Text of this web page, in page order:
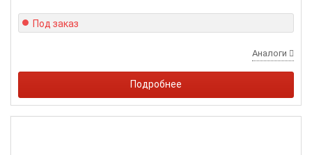
Под заказ
Аналоги
Подробнее